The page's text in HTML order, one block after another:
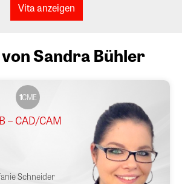
Vita anzeigen
Sandra Bühler
1CME
– CAD/CAM
Schneider